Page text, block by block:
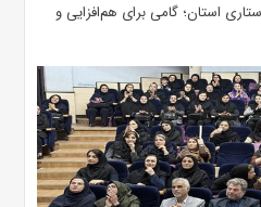
استان؛ گامی برای هم‌افزایی و